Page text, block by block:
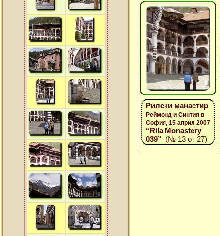
Рилски манастир
Реймонд и Синтия в
София, 15 април 2007
“Rila Monastery
039” (№ 13 от 27)